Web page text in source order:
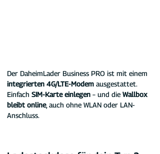
Der DaheimLader Business PRO ist mit einem
integrierten 4G/LTE-Modem ausgestattet.
Einfach SIM-Karte einlegen – und die Wallbox
bleibt online, auch ohne WLAN oder LAN-
Anschluss.